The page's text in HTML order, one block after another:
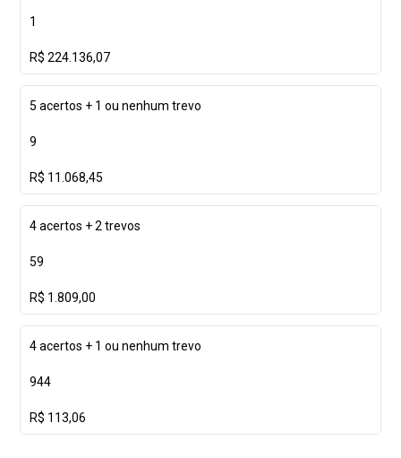
1
R$ 224.136,07
5 acertos + 1 ou nenhum trevo
9
R$ 11.068,45
4 acertos + 2 trevos
59
R$ 1.809,00
4 acertos + 1 ou nenhum trevo
944
R$ 113,06